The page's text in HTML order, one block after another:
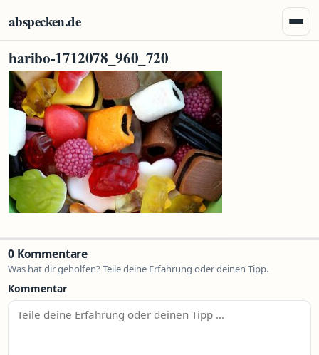
abspecken.de
haribo-1712078_960_720
0 Kommentare
Was hat dir geholfen? Teile deine Erfahrung oder deinen Tipp.
Kommentar